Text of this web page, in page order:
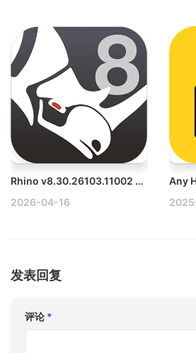
Rhino v8.30.26103.11002 Mac 3D建模软件破解版
2026-04-16
发表回复
评论 *